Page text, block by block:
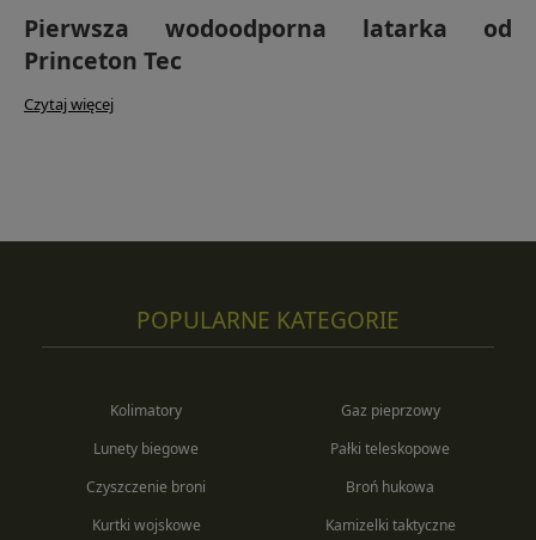
Pierwsza wodoodporna latarka od
Princeton Tec
Czytaj więcej
POPULARNE KATEGORIE
Kolimatory
Lunety biegowe
Czyszczenie broni
Gaz pieprzowy
Pałki teleskopowe
Broń hukowa
Kurtki wojskowe
Kamizelki taktyczne